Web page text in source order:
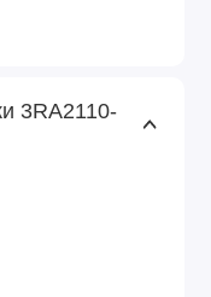
3RA2110-